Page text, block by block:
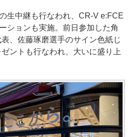
生中継も行なわれ、CR-V e:FCE
ションも実施。前日参加した角
、佐藤琢磨選手のサイン色紙じ
ントも行なわれ、大いに盛り上